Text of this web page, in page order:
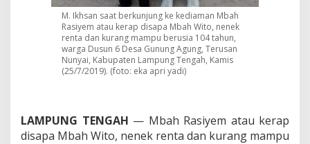
a
h
B
u
k
t
r
M. Ikhsan saat berkunjung ke kediaman Mbah
Rasiyem atau kerap disapa Mbah Wito, nenek
renta dan kurang mampu berusia 104 tahun,
warga Dusun 6 Desa Gunung Agung, Terusan
Nunyai, Kabupaten Lampung Tengah, Kamis
(25/7/2019). (foto: eka apri yadi)
LAMPUNG TENGAH — Mbah Rasiyem atau kerap
disapa Mbah Wito, nenek renta dan kurang mampu